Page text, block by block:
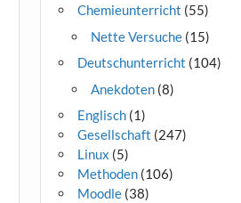
Chemieunterricht (55)
Nette Versuche (15)
Deutschunterricht (104)
Anekdoten (8)
Englisch (1)
Gesellschaft (247)
Linux (5)
Methoden (106)
Moodle (38)